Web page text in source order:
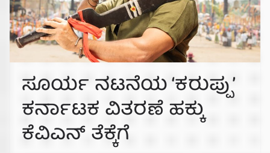
ಸೂರ್ಯ ನಟನೆಯ ‘ಕರುಪ್ಪು’
ಕರ್ನಾಟಕ ವಿತರಣೆ ಹಕ್ಕು
ಕೆವಿಎನ್ ತೆಕ್ಕೆಗೆ